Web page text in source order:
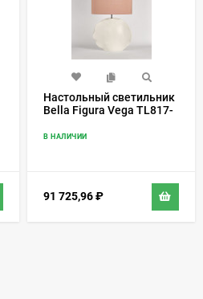
Настольный светильник
Bella Figura Vega TL817-
В НАЛИЧИИ
91 725,96₽